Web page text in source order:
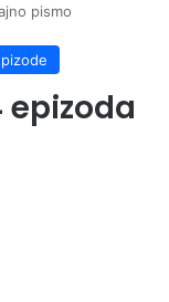
pismo